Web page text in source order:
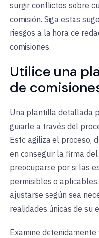
surgir conflictos sobre
comisión. Siga estas
riesgos a la hora de
comisiones.
Utilice una
de
Una plantilla detallada
guiarle a través del
Esto agiliza el proceso,
en conseguir la firma
preocuparse por si las
permisibles o
ajustarse según sea
realidades únicas de su
Examine